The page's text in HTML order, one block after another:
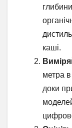
каші.
метра
доки